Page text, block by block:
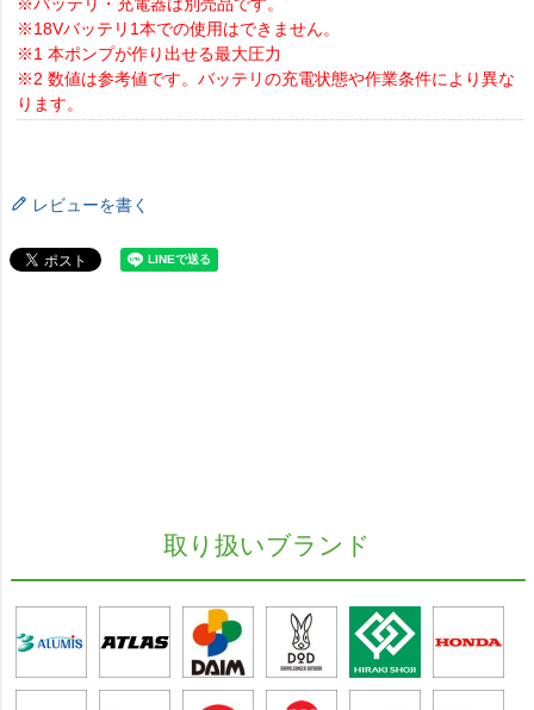
※バッテリ・充電器は別売品です。
※18Vバッテリ1本での使用はできません。
※1 本ポンプが作り出せる最大圧力
※2 数値は参考値です。バッテリの充電状態や作業条件により異な
ります。
レビューを書く
取り扱いブランド